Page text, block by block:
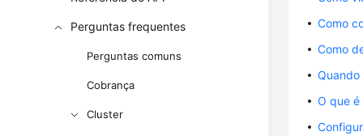
Perguntas frequentes
Perguntas comuns
Cobrança
Cluster
Como
Como
O que é